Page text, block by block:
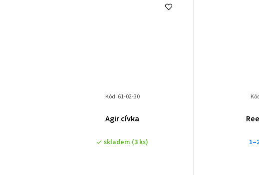
Agir cívka
skladem (3 ks)
Kód: 61-02-30